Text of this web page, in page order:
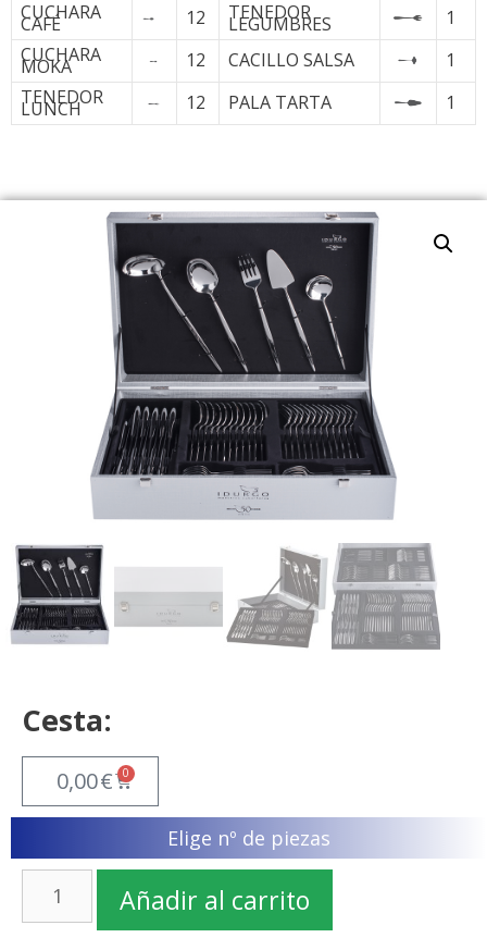
CUCHARA
CAFÉ 12 TENEDOR
LEGUMBRES
1
CUCHARA
MOKA 12 CACILLO SALSA
1
TENEDOR
LUNCH 12 PALA TARTA 1
Cesta:
0,00€ 0
Elige nº de piezas
Añadir al carrito